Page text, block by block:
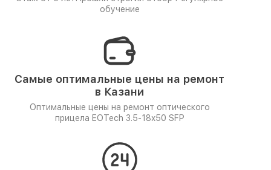
обучение
Самые оптимальные цены на ремонт
в Казани
Оптимальные цены на ремонт оптического
прицела EOTech 3.5-18x50 SFP